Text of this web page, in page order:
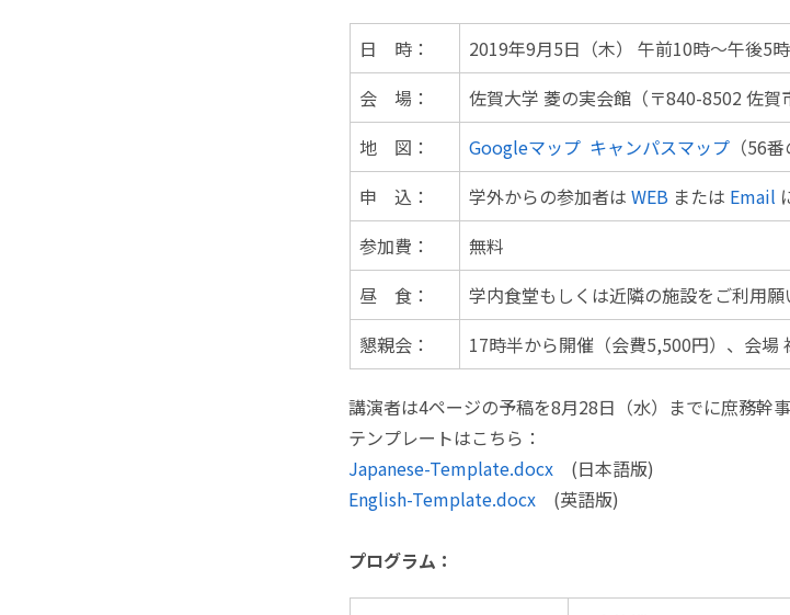
日 時：
2019年9月5日（木） 午前10時～午後5時
会 場：
佐賀大学 菱の実会館（〒840-8502 佐賀
地 図：
Googleマップ キャンパスマップ（56番
申 込：
学外からの参加者は WEBまたは Email
参加費：
無料
昼 食：
学内食堂もしくは近隣の施設をご利用願
懇親会：
17時半から開催（会費5,500円）、会
講演者は4ページの予稿を8月28日（水）までに庶務幹
テンプレートはこちら：
Japanese-Template.docx (日本語版)
English-Template.docx (英語版)
プログラム：